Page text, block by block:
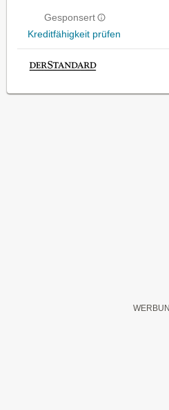
Gesponsert
Kreditfähigkeit prüfen